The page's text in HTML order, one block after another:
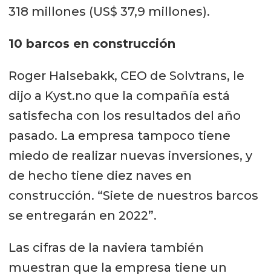
318 millones (US$ 37,9 millones).
10 barcos en construcción
Roger Halsebakk, CEO de Solvtrans, le
dijo a Kyst.no que la compañía está
satisfecha con los resultados del año
pasado. La empresa tampoco tiene
miedo de realizar nuevas inversiones, y
de hecho tiene diez naves en
construcción. “Siete de nuestros barcos
se entregarán en 2022”.
Las cifras de la naviera también
muestran que la empresa tiene un